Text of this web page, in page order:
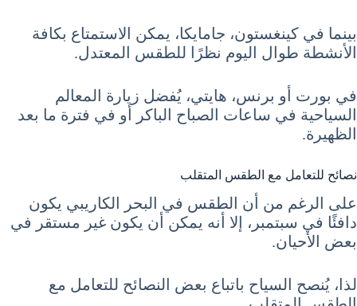
بينما في كينغستون، جامايكا، يمكن الاستمتاع بكافة
الأنشطة طوال اليوم نظرًا للطقس المعتدل.
في بورت أو برنس، هايتي، يُفضل زيارة المعالم
السياحية في ساعات الصباح الباكر أو في فترة ما بعد
الظهيرة.
نصائح للتعامل مع الطقس المتقلب
على الرغم من أن الطقس في البحر الكاريبي يكون
دافئًا في سبتمبر، إلا أنه يمكن أن يكون غير مستقر في
بعض الأحيان.
لذا، يُنصح السياح باتباع بعض النصائح للتعامل مع